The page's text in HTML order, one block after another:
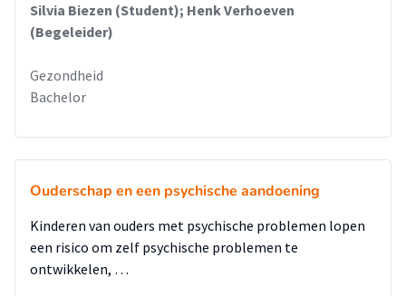
Silvia Biezen (Student); Henk Verhoeven
(Begeleider)
Gezondheid
Bachelor
Ouderschap en een psychische aandoening
Kinderen van ouders met psychische problemen lopen
een risico om zelf psychische problemen te
ontwikkelen, …